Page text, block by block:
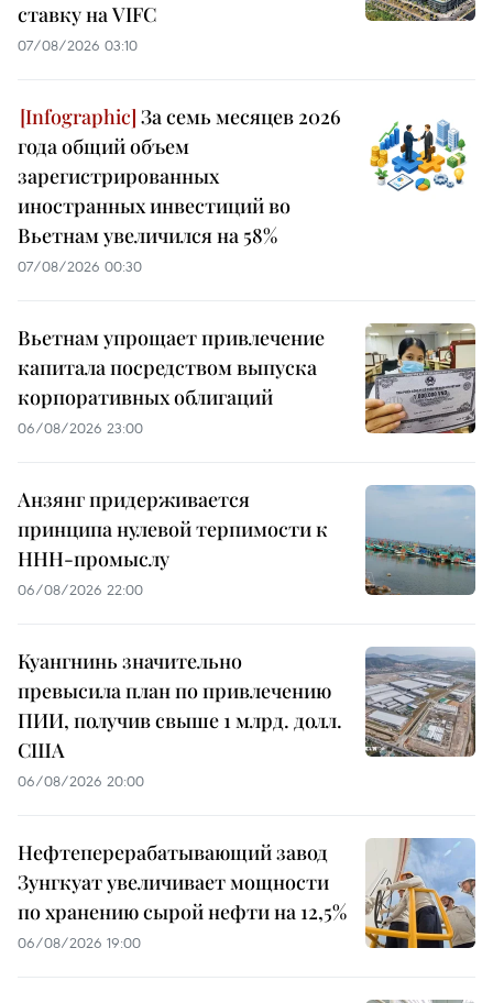
ставку на VIFC
07/08/2026 03:10
За семь месяцев 2026
года общий объем
зарегистрированных
иностранных инвестиций во
Вьетнам увеличился на 58%
07/08/2026 00:30
Вьетнам упрощает привлечение
капитала посредством выпуска
корпоративных облигаций
06/08/2026 23:00
Анзянг придерживается
принципа нулевой терпимости к
ННН-промыслу
06/08/2026 22:00
Куангнинь значительно
превысила план по привлечению
ПИИ, получив свыше 1 млрд. долл.
США
06/08/2026 20:00
Нефтеперерабатывающий завод
Зунгкуат увеличивает мощности
по хранению сырой нефти на 12,5%
06/08/2026 19:00